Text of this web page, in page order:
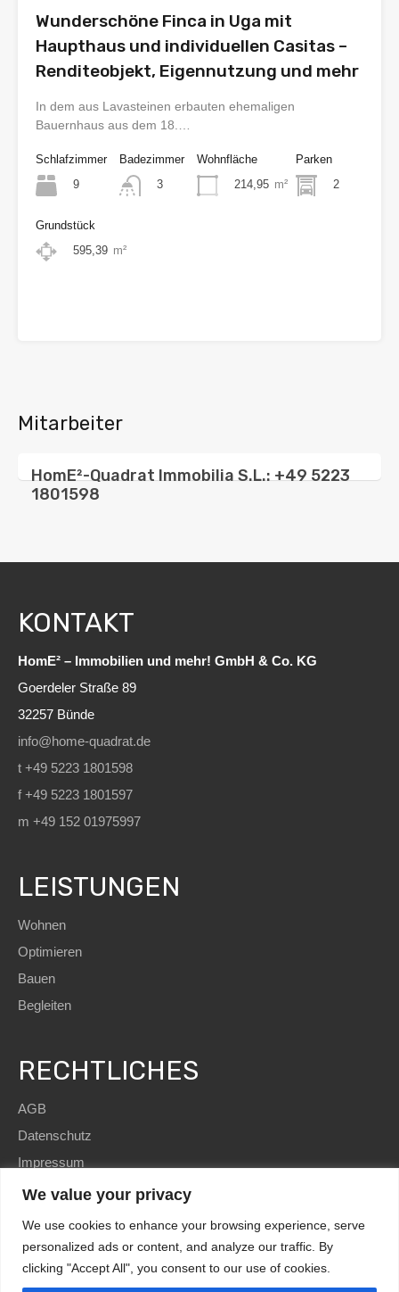
We value your privacy
We use cookies to enhance your browsing experience, serve
personalized ads or content, and analyze our traffic. By
clicking "Accept All", you consent to our use of cookies.
Wunderschöne Finca in Uga mit
Haupthaus und individuellen Casitas –
Renditeobjekt, Eigennutzung und mehr
In dem aus Lavasteinen erbauten ehemaligen
Bauernhaus aus dem 18.…
Schlafzimmer
9
Badezimmer
3
Wohnfläche
214,95 m²
Parken
2
Grundstück
595,39 m²
Mitarbeiter
HomE²-Quadrat Immobilia S.L.: +49 5223
1801598
KONTAKT
HomE² – Immobilien und mehr! GmbH & Co. KG
Goerdeler Straße 89
32257 Bünde
info@home-quadrat.de
t +49 5223 1801598
f +49 5223 1801597
m +49 152 01975997
LEISTUNGEN
Wohnen
Optimieren
Bauen
Begleiten
RECHTLICHES
AGB
Datenschutz
Impressum
SEOand Website byimmoWebdesign| Copyright © 2022